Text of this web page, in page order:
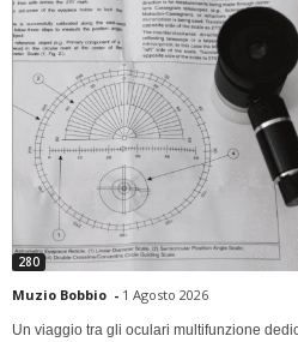
280
Muzio Bobbio - 1 Agosto 2026
Un viaggio tra gli oculari multifunzione